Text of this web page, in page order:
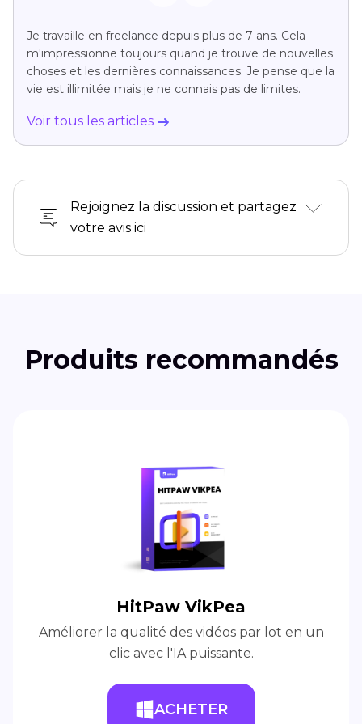
Je travaille en freelance depuis plus de 7 ans. Cela
m'impressionne toujours quand je trouve de nouvelles
choses et les dernières connaissances. Je pense que la
vie est illimitée mais je ne connais pas de limites.
Voir tous les articles
Rejoignez la discussion et partagez
votre avis ici
Produits recommandés
HitPaw VikPea
Améliorer la qualité des vidéos par lot en un
clic avec l'IA puissante.
ACHETER